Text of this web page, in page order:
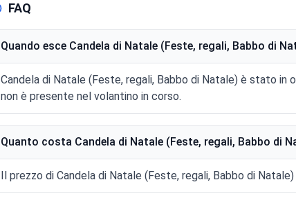
FAQ
Quando esce Candela di Natale (Feste, regali, Babbo di
Candela di Natale (Feste, regali, Babbo di Natale) è stato
non è presente nel volantino in corso.
Quanto costa Candela di Natale (Feste, regali, Babbo di
Il prezzo di Candela di Natale (Feste, regali, Babbo di